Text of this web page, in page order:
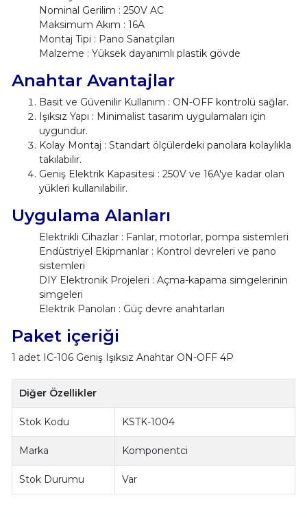
Nominal Gerilim : 250V AC
Maksimum Akım : 16A
Montaj Tipi : Pano Sanatçıları
Malzeme : Yüksek dayanımlı plastik gövde
Anahtar Avantajlar
Basit ve Güvenilir Kullanım : ON-OFF kontrolü sağlar.
Işıksız Yapı : Minimalist tasarım uygulamaları için
uygundur.
Kolay Montaj : Standart ölçülerdeki panolara kolaylıkla
takılabilir.
Geniş Elektrik Kapasitesi : 250V ve 16A'ye kadar olan
yükleri kullanılabilir.
Uygulama Alanları
Elektrikli Cihazlar : Fanlar, motorlar, pompa sistemleri
Endüstriyel Ekipmanlar : Kontrol devreleri ve pano
sistemleri
DIY Elektronik Projeleri : Açma-kapama simgelerinin
simgeleri
Elektrik Panoları : Güç devre anahtarları
Paket içeriği
1 adet IC-106 Geniş Işıksız Anahtar ON-OFF 4P
Diğer Özellikler
Stok Kodu KSTK-1004
Marka Komponentci
Stok Durumu Var